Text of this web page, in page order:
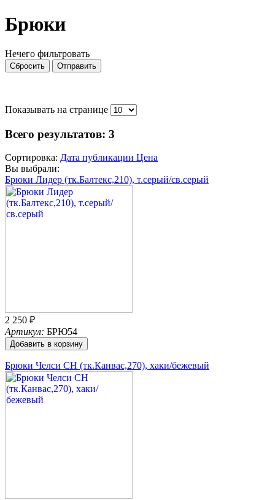
Брюки
Нечего фильтровать
Сбросить Отправить
Показывать на странице
Всего результатов: 3
Сортировка: Дата публикации Цена
Вы выбрали:
Брюки Лидер (тк.Балтекс,210), т.серый/св.серый
2 250 ₽
Артикул: БРЮ54
Добавить в корзину
Брюки Челси CH (тк.Канвас,270), хаки/бежевый